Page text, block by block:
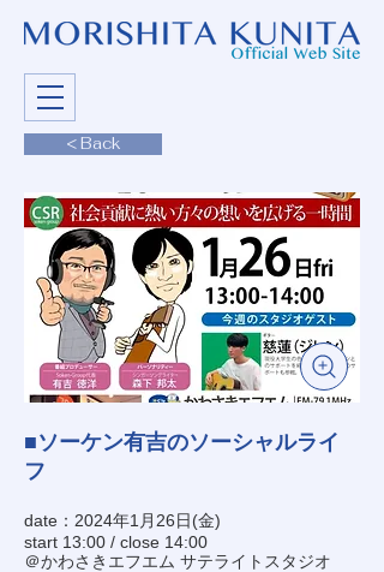
< Back
■ソーケン有吉のソーシャルライ
フ
date：2024年1月26日(金)
start 13:00 / close 14:00
＠かわさきエフエム サテライトスタジオ